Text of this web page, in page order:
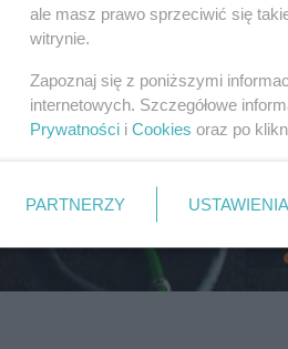
ale masz prawo sprzeciwić się
witrynie.
Zapoznaj się z poniższymi
internetowych. Szczegółowe
Prywatności i Cookies oraz po
PARTNERZY USTAWIENIA